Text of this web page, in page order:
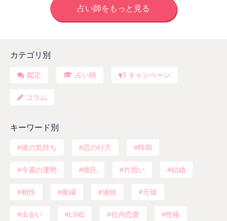
占い師をもっと見る
カテゴリ別
鑑定 占い師 キャンペーン
コラム
キーワード別
彼の気持ち 恋の行方 時期
今週の運勢 彼氏 片思い 結婚
相性 復縁 連絡 元彼
出会い LINE 社内恋愛 性格